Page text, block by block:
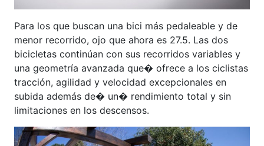
Para los que buscan una bici más pedaleable y de
menor recorrido, ojo que ahora es 27.5. Las dos
bicicletas continúan con sus recorridos variables y
una geometría avanzada que� ofrece a los ciclistas
tracción, agilidad y velocidad excepcionales en
subida además de� un� rendimiento total y sin
limitaciones en los descensos.